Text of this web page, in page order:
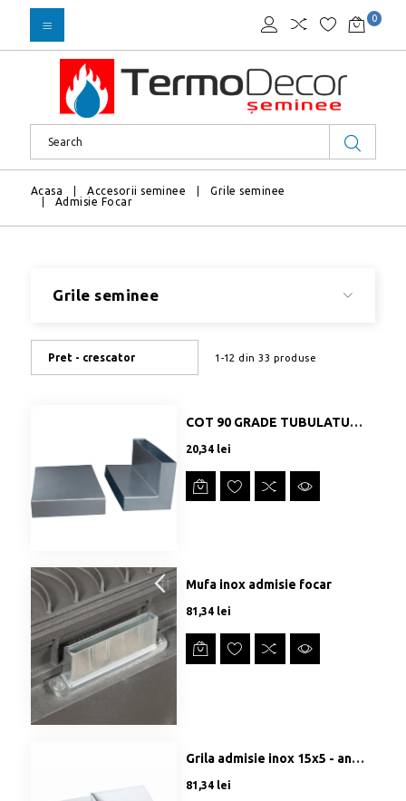
0
Acasa Accesorii seminee
Grile seminee
Admisie Focar
Pret - crescator 1-12 din 33 produse
COT 90 GRADE TUBULATURA ADMISIE - 2 PIESE
Preț
20,34 lei
Mufa inox admisie focar
Preț
81,34 lei
Grila admisie inox 15x5 - anti vant/ploaie
Preț
81,34 lei
Grile seminee